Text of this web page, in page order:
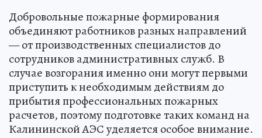
Добровольные пожарные формирования
объединяют работников разных направлений
— от производственных специалистов до
сотрудников административных служб. В
случае возгорания именно они могут первыми
приступить к необходимым действиям до
прибытия профессиональных пожарных
расчетов, поэтому подготовке таких команд на
Калининской АЭС уделяется особое внимание.